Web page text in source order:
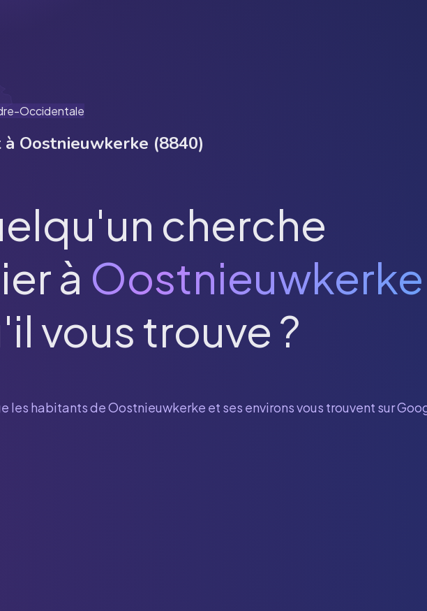
Occidentale
Oostnieuwkerke (8840)
cherche
à Oostnieuwkerke
vous trouve ?
les habitants deOostnieuwkerke et ses environs vous trouvent sur